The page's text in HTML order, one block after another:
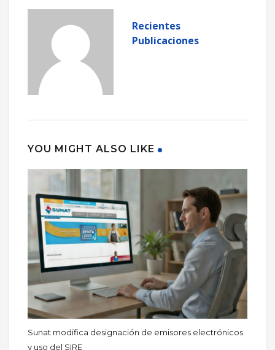
Recientes
Publicaciones
YOU MIGHT ALSO LIKE
Sunat modifica designación de emisores electrónicos
y uso del SIRE